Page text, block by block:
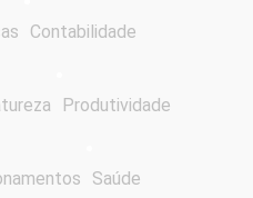
Contabilidade
Produtividade
Saúde